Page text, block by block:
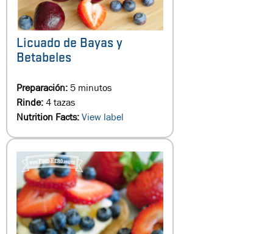
Licuado de Bayas y
Betabeles
Preparación:5 minutos
Rinde:4 tazas
Nutrition Facts:View label